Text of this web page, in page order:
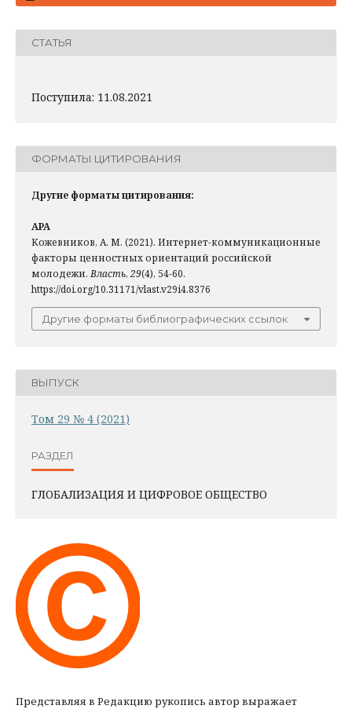
СТАТЬЯ
Поступила: 11.08.2021
ФОРМАТЫ ЦИТИРОВАНИЯ
Другие форматы цитирования:
APA
Кожевников, А. М. (2021). Интернет-коммуникационные
факторы ценностных ориентаций российской
молодежи. Власть, 29(4), 54-60.
https://doi.org/10.31171/vlast.v29i4.8376
Другие форматы библиографических ссылок
ВЫПУСК
Том 29 № 4 (2021)
РАЗДЕЛ
ГЛОБАЛИЗАЦИЯ И ЦИФРОВОЕ ОБЩЕСТВО
Представляя в Редакцию рукопись автор выражает